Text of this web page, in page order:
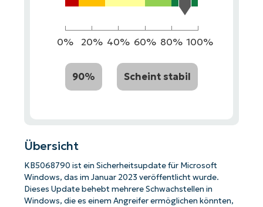
0% 20% 40% 60% 80% 100%
90% Scheint stabil
Übersicht
KB5068790 ist ein Sicherheitsupdate für Microsoft
Windows, das im Januar 2023 veröffentlicht wurde.
Dieses Update behebt mehrere Schwachstellen in
Windows, die es einem Angreifer ermöglichen könnten,